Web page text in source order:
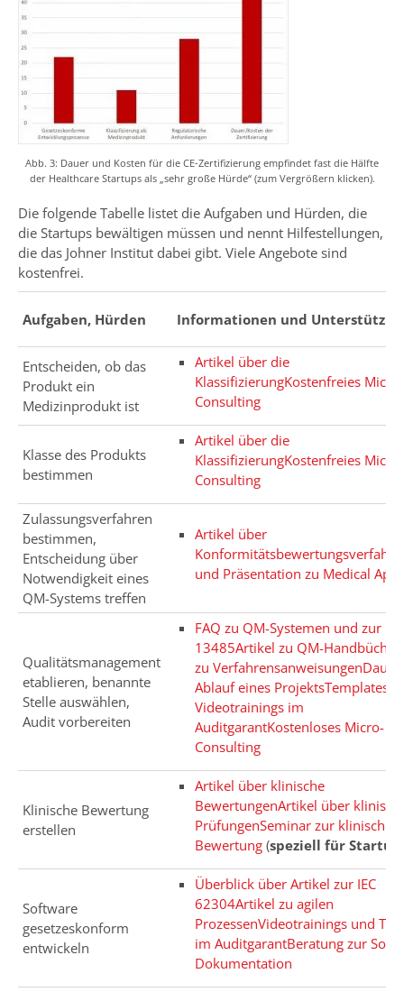
Abb. 3: Dauer und Kosten für die CE-Zertifizierung empfindet fast die Hälfte
der Healthcare Startups als „sehr große Hürde“ (zum Vergrößern klicken).
Die folgende Tabelle listet die Aufgaben und Hürden, die
die Startups bewältigen müssen und nennt Hilfestellungen,
die das Johner Institut dabei gibt. Viele Angebote sind
kostenfrei.
Aufgaben, Hürden Informationen und
Entscheiden, ob das
Produkt ein
Medizinprodukt ist
Artikel über die
KlassifizierungKostenfreies Micro-
Consulting
Klasse des Produkts
bestimmen
Artikel über die
KlassifizierungKostenfreies Micro-
Consulting
Zulassungsverfahren
bestimmen,
Entscheidung über
Notwendigkeit eines
QM-Systems treffen
Artikel über
und Präsentation zu Medical Apps
Qualitätsmanagement
etablieren, benannte
Stelle auswählen,
Audit vorbereiten
FAQ zu QM-Systemen und zur
13485Artikel zu QM-
zu Verfahrensanweisungen
Ablauf eines ProjektsTemplates
Videotrainings im
AuditgarantKostenloses Micro-
Consulting
Klinische Bewertung
erstellen
Artikel über klinische
BewertungenArtikel über
PrüfungenSeminar zur klinischen
Bewertung (speziell für
Software
gesetzeskonform
entwickeln
Überblick über Artikel zur IEC
62304Artikel zu agilen
ProzessenVideotrainings und
im AuditgarantBeratung zur
Dokumentation